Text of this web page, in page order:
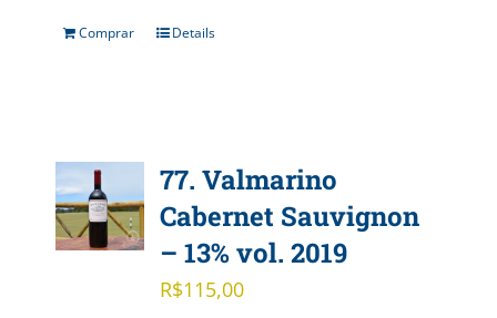
Comprar Details
77. Valmarino
Cabernet Sauvignon
– 13% vol. 2019
R$115,00